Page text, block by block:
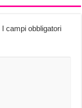
I campi obbligatori